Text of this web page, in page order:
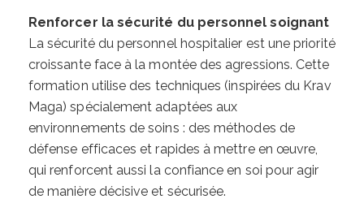
Renforcer la sécurité du personnel soignant
La sécurité du personnel hospitalier est une priorité
croissante face à la montée des agressions. Cette
formation utilise des techniques (inspirées du Krav
Maga) spécialement adaptées aux
environnements de soins : des méthodes de
défense efficaces et rapides à mettre en œuvre,
qui renforcent aussi la confiance en soi pour agir
de manière décisive et sécurisée.